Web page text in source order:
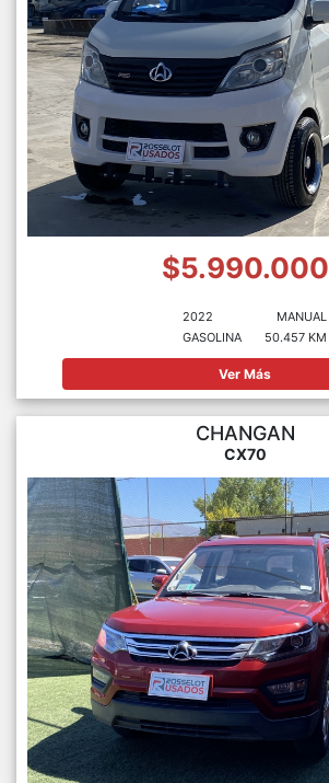
$5.990.000
2022
GASOLINA
MANUAL
50.457 KM
Ver Más
CHANGAN
CX70